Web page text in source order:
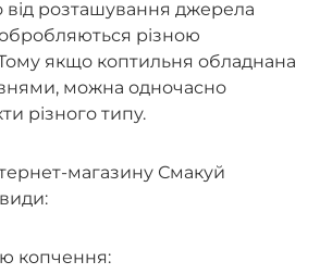
розташування джерела
різною
якщо коптильня обладнана
можна одночасно
різного типу.
магазину Смакуй
копчення: